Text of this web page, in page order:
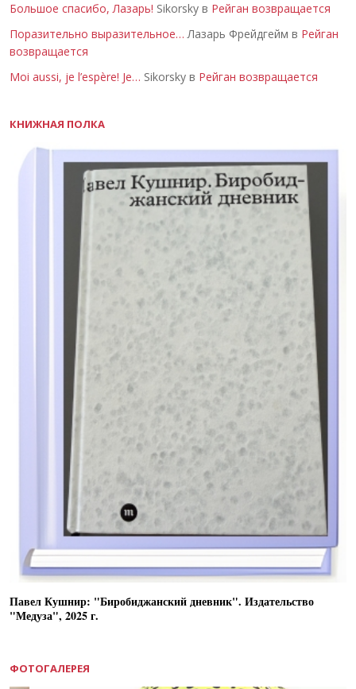
Большое спасибо, Лазарь! Sikorsky в Рейган возвращается
Поразительно выразительное… Лазарь Фрейдгейм в Рейган
возвращается
Moi aussi, je l’espère! Je… Sikorsky в Рейган возвращается
КНИЖНАЯ ПОЛКА
Павел Кушнир: "Биробиджанский дневник". Издательство
"Медуза", 2025 г.
ФОТОГАЛЕРЕЯ